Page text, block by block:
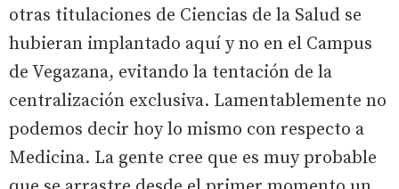
otras titulaciones de Ciencias de la Salud se
hubieran implantado aquí y no en el Campus
de Vegazana, evitando la tentación de la
centralización exclusiva. Lamentablemente no
podemos decir hoy lo mismo con respecto a
Medicina. La gente cree que es muy probable